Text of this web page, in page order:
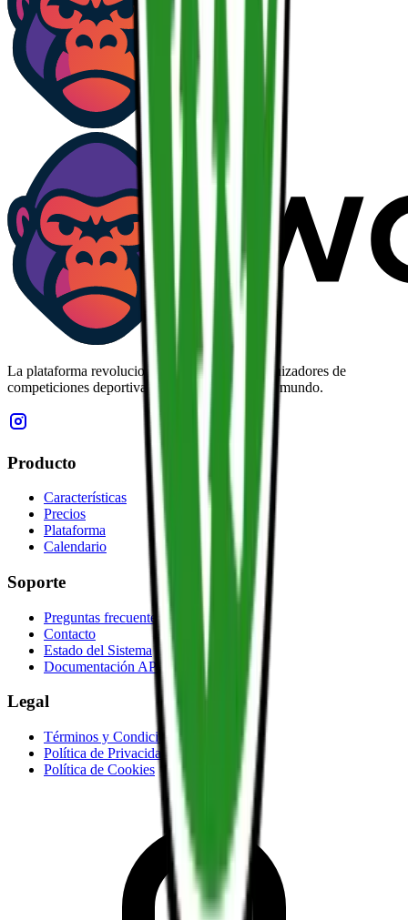
La plataforma revolucionaria que conecta organizadores de
competiciones deportivas con atletas de todo el mundo.
Producto
Características
Precios
Plataforma
Calendario
Soporte
Preguntas frecuentes
Contacto
Estado del Sistema
Documentación API
Legal
Términos y Condiciones
Política de Privacidad
Política de Cookies